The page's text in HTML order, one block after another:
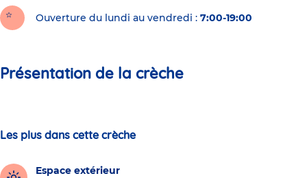
Ouverture du lundi au vendredi : 7:00-19:00
Présentation de la crèche
Les plus dans cette crèche
Espace extérieur